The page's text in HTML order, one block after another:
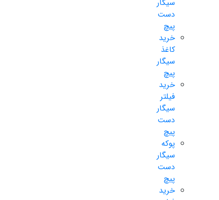
سیگار
دست
پیچ
خرید
کاغذ
سیگار
پیچ
خرید
فیلتر
سیگار
دست
پیچ
پوکه
سیگار
دست
پیچ
خرید